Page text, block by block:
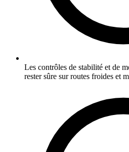
Les contrôles de stabilité et de
rester sûre sur routes froides et